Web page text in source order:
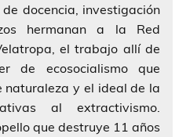
docencia, investigación
hermanan a la Red
el trabajo allí de
de ecosocialismo que
y el ideal de la
al extractivismo.
que destruye 11 años